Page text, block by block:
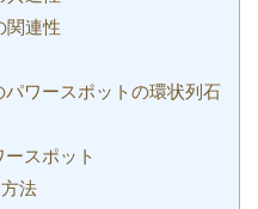
関連性
ワースポットの環状列石
スポット
法